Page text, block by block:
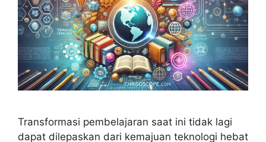
Transformasi pembelajaran saat ini tidak lagi
dapat dilepaskan dari kemajuan teknologi hebat